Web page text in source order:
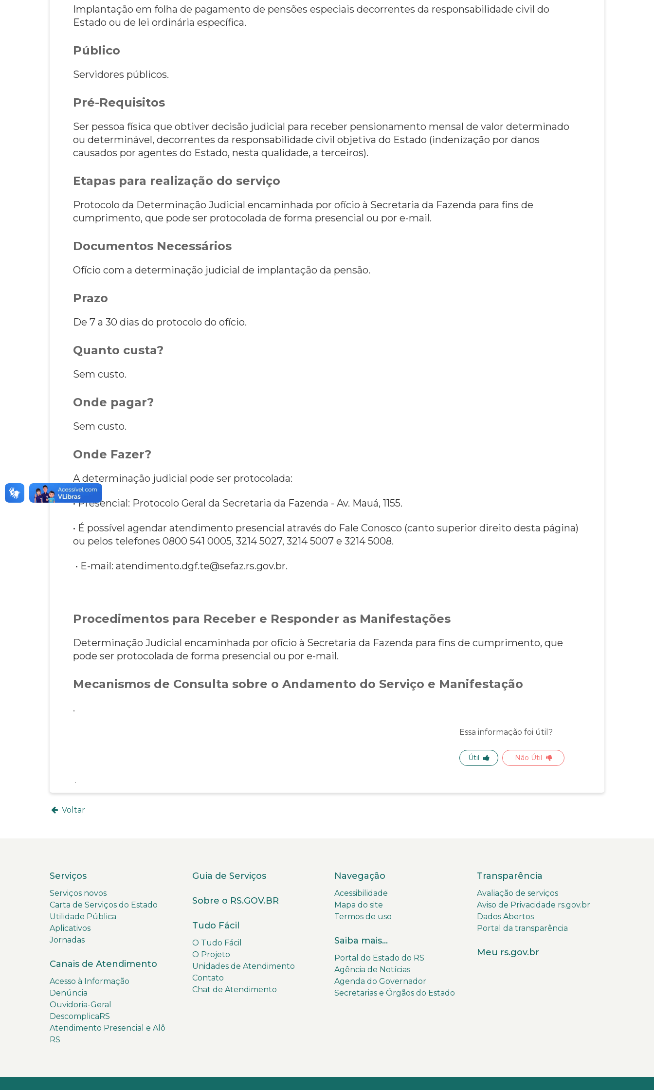
Implantação em folha de pagamento de pensões especiais decorrentes da responsabilidade civil do
Estado ou de lei ordinária específica.
Público
Servidores públicos.
Pré-Requisitos
Ser pessoa física que obtiver decisão judicial para receber pensionamento mensal de valor determinado
ou determinável, decorrentes da responsabilidade civil objetiva do Estado (indenização por danos
causados por agentes do Estado, nesta qualidade, a terceiros).
Etapas para realização do serviço
Protocolo da Determinação Judicial encaminhada por ofício à Secretaria da Fazenda para fins de
cumprimento, que pode ser protocolada de forma presencial ou por e-mail.
Documentos Necessários
Ofício com a determinação judicial de implantação da pensão.
Prazo
De 7 a 30 dias do protocolo do ofício.
Quanto custa?
Sem custo.
Onde pagar?
Sem custo.
Onde Fazer?
A determinação judicial pode ser protocolada:
• Presencial: Protocolo Geral da Secretaria da Fazenda - Av. Mauá, 1155.
• É possível agendar atendimento presencial através do Fale Conosco (canto superior direito desta página)
ou pelos telefones 0800 541 0005, 3214 5027, 3214 5007 e 3214 5008.
• E-mail: atendimento.dgf.te@sefaz.rs.gov.br.
Procedimentos para Receber e Responder as Manifestações
Determinação Judicial encaminhada por ofício à Secretaria da Fazenda para fins de cumprimento, que
pode ser protocolada de forma presencial ou por e-mail.
Mecanismos de Consulta sobre o Andamento do Serviço e Manifestação
.
Essa informação foi útil?
Útil Não Útil
Voltar
Serviços
Serviços novos
Carta de Serviços do Estado
Utilidade Pública
Aplicativos
Jornadas
Canais de Atendimento
Acesso à Informação
Denúncia
Ouvidoria-Geral
DescomplicaRS
Atendimento Presencial e Alô
RS
Guia de Serviços
Sobre o RS.GOV.BR
Tudo Fácil
O Tudo Fácil
O Projeto
Unidades de Atendimento
Contato
Chat de Atendimento
Navegação
Acessibilidade
Mapa do site
Termos de uso
Saiba mais...
Portal do Estado do RS
Agência de Notícias
Agenda do Governador
Secretarias e Órgãos do Estado
Transparência
Avaliação de serviços
Aviso de Privacidade rs.gov.br
Dados Abertos
Portal da transparência
Meu rs.gov.br